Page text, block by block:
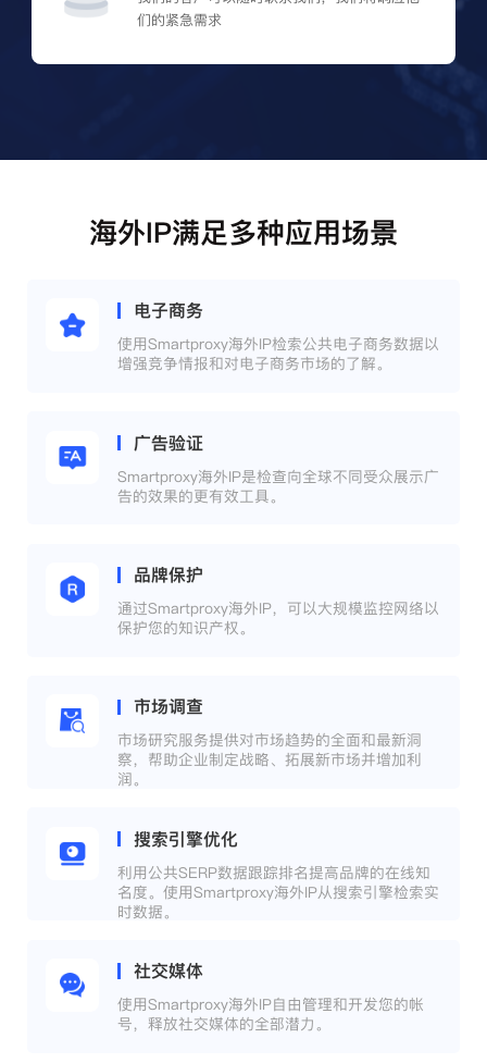
们的紧急需求
海外IP满足多种应用场景
电子商务
使用Smartproxy海外IP检索公共电子商务数据以
增强竞争情报和对电子商务市场的了解。
广告验证
Smartproxy海外IP是检查向全球不同受众展示广
告的效果的更有效工具。
品牌保护
通过Smartproxy海外IP，可以大规模监控网络以
保护您的知识产权。
市场调查
市场研究服务提供对市场趋势的全面和最新洞
察，帮助企业制定战略、拓展新市场并增加利
润。
搜索引擎优化
利用公共SERP数据跟踪排名提高品牌的在线知
名度。使用Smartproxy海外IP从搜索引擎检索实
时数据。
社交媒体
使用Smartproxy海外IP自由管理和开发您的帐
号，释放社交媒体的全部潜力。